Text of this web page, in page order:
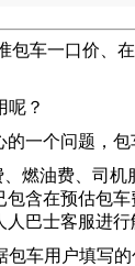
包车一口价、
呢？
一个问题，
、燃油费、司
含在预估包
巴士客服进行
车用户填写